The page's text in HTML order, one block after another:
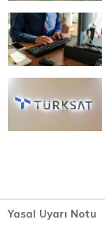
Yasal Uyarı Notu